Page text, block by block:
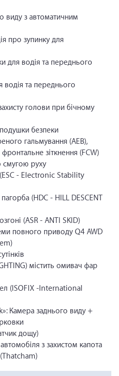
виду з автоматичним
про зупинку для
для водія та переднього
водія та переднього
голови при бічному
безпеки
гальмування (AEB),
зіткнення (FCW)
смугою руху
(ESC - Electronic Stability
(HDC - HILL DESCENT
(ASR - ANTI SKID)
повного приводу Q4 AWD
містить омивач фар
(ISOFIX -International
Камера заднього виду +
дощу)
з захистом капота